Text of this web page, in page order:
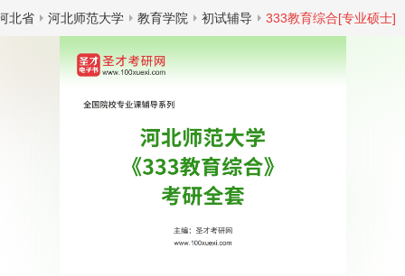
北省 河北师范大学 教育学院 初试辅导 333教育综合[专业硕士]